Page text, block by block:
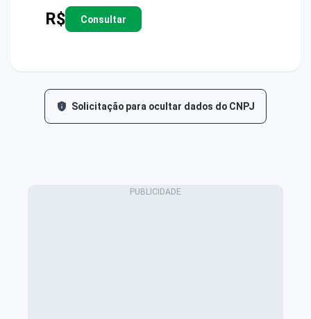
R$ Consultar
Solicitação para ocultar dados do CNPJ